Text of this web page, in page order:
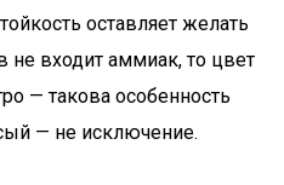
оставляет желать
не входит аммиак, то цвет
— такова особенность
— не исключение.